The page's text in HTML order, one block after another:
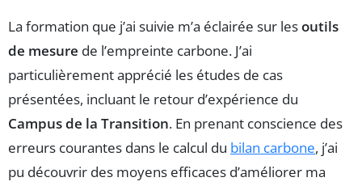
La formation que j’ai suivie m’a éclairée sur lesoutils
de mesure de l’empreinte carbone. J’ai
particulièrement apprécié les études de cas
présentées, incluant le retour d’expérience du
Campus de la Transition. En prenant conscience des
erreurs courantes dans le calcul du bilan carbone, j’ai
pu découvrir des moyens efficaces d’améliorer ma